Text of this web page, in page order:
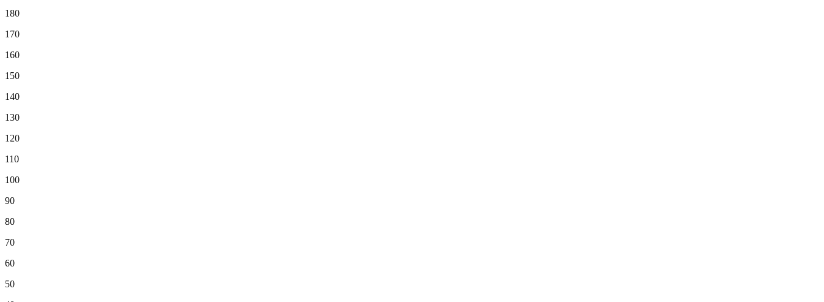
180
170
160
150
140
130
120
110
100
90
80
70
60
50